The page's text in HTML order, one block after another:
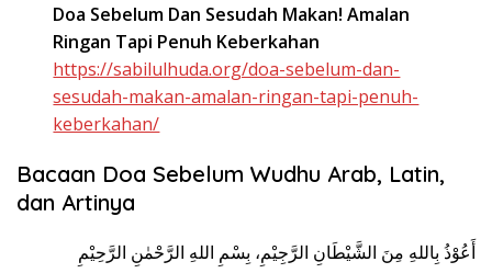
Doa Sebelum Dan Sesudah Makan! Amalan
Ringan Tapi Penuh Keberkahan
https://sabilulhuda.org/doa-sebelum-dan-
sesudah-makan-amalan-ringan-tapi-penuh-
keberkahan/
Bacaan Doa Sebelum Wudhu Arab, Latin,
dan Artinya
أَعُوْذُ بِاللهِ مِنَ الشَّيْطَانِ الرَّجِيْمِ، بِسْمِ اللهِ الرَّحْمٰنِ الرَّحِيْمِ